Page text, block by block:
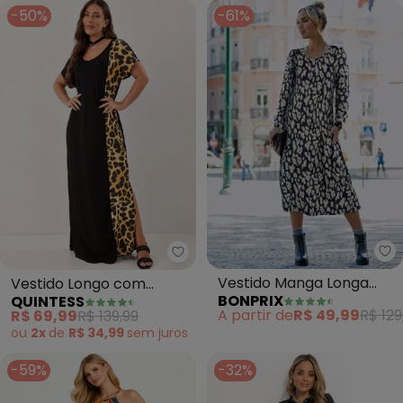
-50%
Quintess - Vestido Longo com
Vestido Longo com
Recorte Vertical (Preto e
Onça)
QUINTESS
R$ 69,99R$ 139,99
ou 2x de R$ 34,99 sem juros
-61%
Vestido Manga Longa
com Bolsos
(Estampado/Onça)
BONPRIX
A partir deR$ 49,99R$
-59% -32%